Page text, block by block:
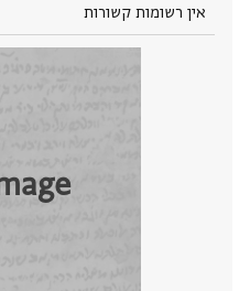
אין רשומות קשורות